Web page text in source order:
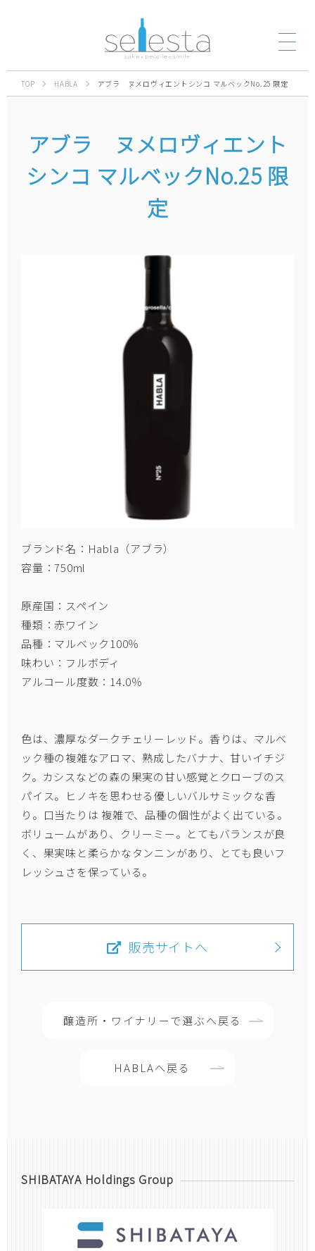
TOP HABLA アブラ ヌメロヴィエントシンコ マルベックNo.25 限定
アブラ ヌメロヴィエント
シンコ マルベックNo.25 限
定
ブランド名：Habla（アブラ）
容量：750ml
原産国：スペイン
種類：赤ワイン
品種：マルベック100％
味わい：フルボディ
アルコール度数：14.0％
色は、濃厚なダークチェリーレッド。香りは、マルベ
ック種の複雑なアロマ、熟成したバナナ、甘いイチジ
ク。カシスなどの森の果実の甘い感覚とクローブのス
パイス。ヒノキを思わせる優しいバルサミックな香
り。口当たりは 複雑で、品種の個性がよく出ている。
ボリュームがあり、クリーミー。とてもバランスが良
く、果実味と柔らかなタンニンがあり、とても良いフ
レッシュさを保っている。
販売サイトへ
醸造所・ワイナリーで選ぶへ戻る
HABLAへ戻る
SHIBATAYA Holdings Group